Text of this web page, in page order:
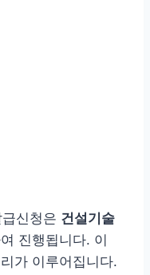
신청은 건설기술
진행됩니다. 이
가 이루어집니다.